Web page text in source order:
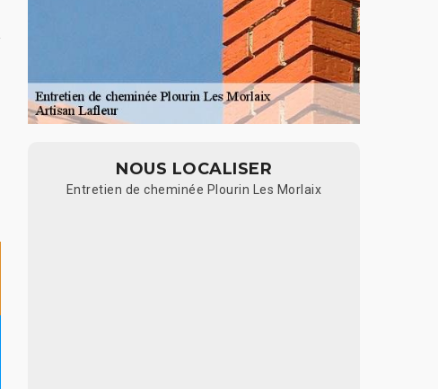
NOUS LOCALISER
Entretien de cheminée Plourin Les Morlaix